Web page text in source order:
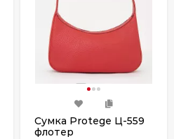
Сумка Protege Ц-559
флотер